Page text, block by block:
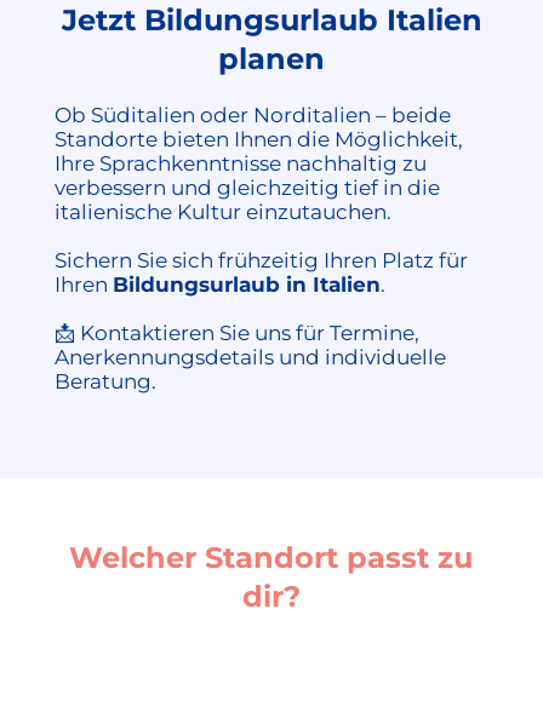
Jetzt Bildungsurlaub Italien
planen
Ob Süditalien oder Norditalien – beide
Standorte bieten Ihnen die Möglichkeit,
Ihre Sprachkenntnisse nachhaltig zu
verbessern und gleichzeitig tief in die
italienische Kultur einzutauchen.
Sichern Sie sich frühzeitig Ihren Platz für
Ihren Bildungsurlaub in Italien.
📩 Kontaktieren Sie uns für Termine,
Anerkennungsdetails und individuelle
Beratung.
Welcher Standort passt zu
dir?